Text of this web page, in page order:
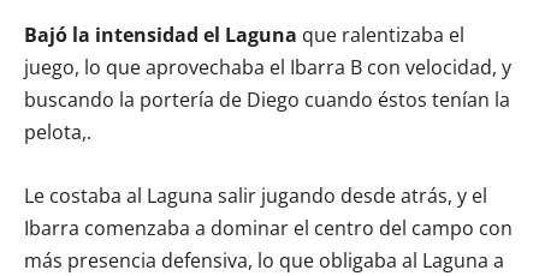
Bajó la intensidad el Laguna que ralentizaba el
juego, lo que aprovechaba el Ibarra B con velocidad, y
buscando la portería de Diego cuando éstos tenían la
pelota,.
Le costaba al Laguna salir jugando desde atrás, y el
Ibarra comenzaba a dominar el centro del campo con
más presencia defensiva, lo que obligaba al Laguna a